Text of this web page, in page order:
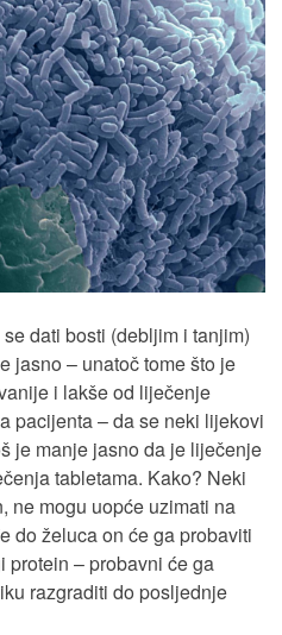
dati bosti (debljim i tanjim)
jasno – unatoč tome što je
i lakše od liječenje
pacijenta – da se neki lijekovi
je manje jasno da je liječenje
tabletama. Kako? Neki
ne mogu uopće uzimati na
do želuca on će ga probaviti
protein – probavni će ga
razgraditi do posljednje